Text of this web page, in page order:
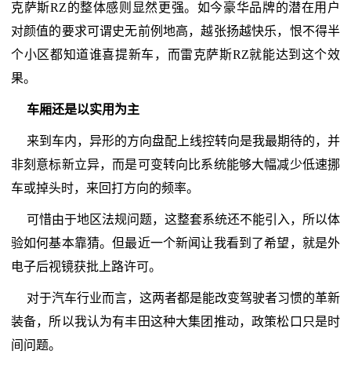
克萨斯RZ的整体感则显然更强。如今豪华品牌的潜在用户
对颜值的要求可谓史无前例地高，越张扬越快乐，恨不得半
个小区都知道谁喜提新车，而雷克萨斯RZ就能达到这个效
果。
车厢还是以实用为主
来到车内，异形的方向盘配上线控转向是我最期待的，并
非刻意标新立异，而是可变转向比系统能够大幅减少低速挪
车或掉头时，来回打方向的频率。
可惜由于地区法规问题，这整套系统还不能引入，所以体
验如何基本靠猜。但最近一个新闻让我看到了希望，就是外
电子后视镜获批上路许可。
对于汽车行业而言，这两者都是能改变驾驶者习惯的革新
装备，所以我认为有丰田这种大集团推动，政策松口只是时
间问题。